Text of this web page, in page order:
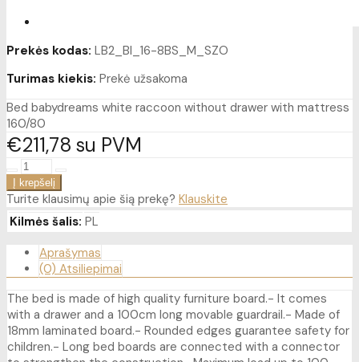
Prekės kodas: LB2_BI_16-8BS_M_SZO
Turimas kiekis: Prekė užsakoma
Bed babydreams white raccoon without drawer with mattress
160/80
€211 78 su PVM
Turite klausimų apie šią prekę? Klauskite
Kilmės šalis: PL
Aprašymas
(0) Atsiliepimai
The bed is made of high quality furniture board.- It comes
with a drawer and a 100cm long movable guardrail.- Made of
18mm laminated board.- Rounded edges guarantee safety for
children.- Long bed boards are connected with a connector